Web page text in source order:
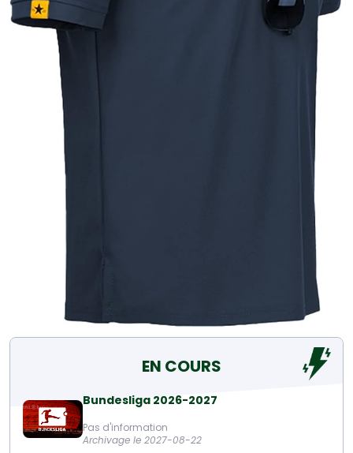
EN COURS
Bundesliga 2026-2027
Pas d'information
Archivage le 2027-08-22